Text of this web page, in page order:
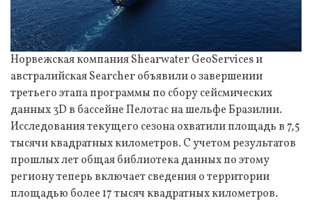
Норвежская компания Shearwater GeoServices и
австралийская Searcher объявили о завершении
третьего этапа программы по сбору сейсмических
данных 3D в бассейне Пелотас на шельфе Бразилии.
Исследования текущего сезона охватили площадь в 7,5
тысячи квадратных километров. С учетом результатов
прошлых лет общая библиотека данных по этому
региону теперь включает сведения о территории
площадью более 17 тысяч квадратных километров.